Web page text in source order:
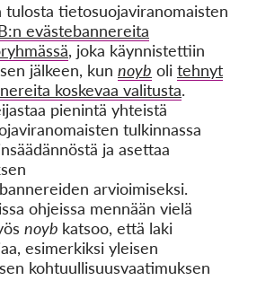
tulosta tietosuojaviranomaisten
evästebannereita
, joka käynnistettiin
jälkeen, kun noyb oli tehnyt
koskevaa valitusta.
pienintä yhteistä
tulkinnassa
ja asettaa
arvioimiseksi.
ohjeissa mennään vielä
noyb katsoo, että laki
esimerkiksi yleisen
kohtuullisuusvaatimuksen